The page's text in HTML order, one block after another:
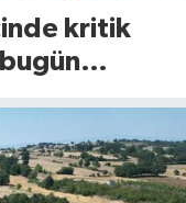
kritik